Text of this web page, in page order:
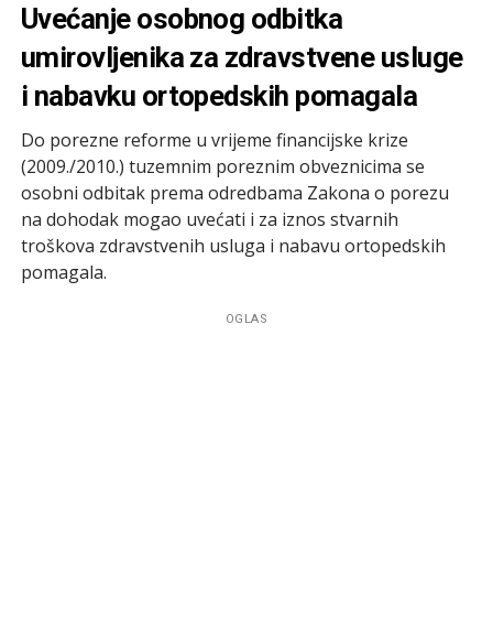
Uvećanje osobnog odbitka
umirovljenika za zdravstvene usluge
i nabavku ortopedskih pomagala
Do porezne reforme u vrijeme financijske krize
(2009./2010.) tuzemnim poreznim obveznicima se
osobni odbitak prema odredbama Zakona o porezu
na dohodak mogao uvećati i za iznos stvarnih
troškova zdravstvenih usluga i nabavu ortopedskih
pomagala.
OGLAS